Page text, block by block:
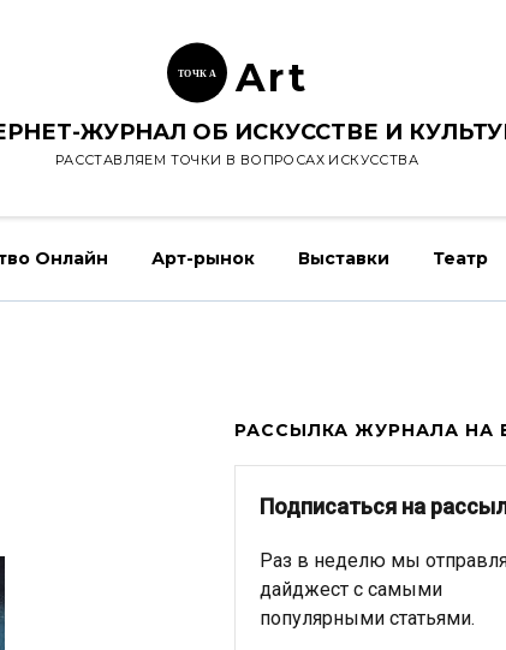
ТОЧК А Art
ЖУРНАЛ ОБ ИСКУССТВЕ И
РАССТАВЛЯЕМ ТОЧКИ В ВОПРОСАХ ИСКУССТВА
Онлайн Арт-рынок Выставки Театр
РАССЫЛКА ЖУРНАЛА НА
Подписаться на
Раз в неделю мы
дайджест с самыми
популярными статьями.